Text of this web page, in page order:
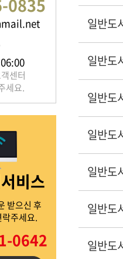
있습니다.
0835
센터
세요.
비스
받으신 후
주세요.
0642
일반도
일반도
일반도
일반도
일반도
일반도
일반도